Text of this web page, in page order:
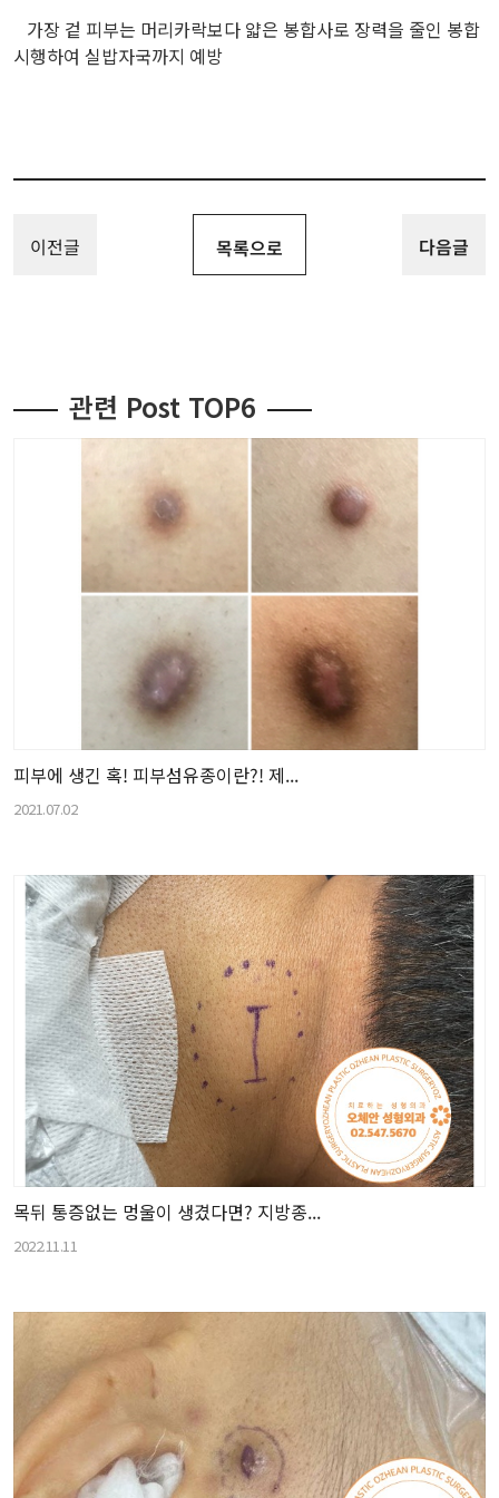
가장 겉 피부는 머리카락보다 얇은 봉합사로 장력을 줄인 봉합
시행하여 실밥자국까지 예방
이전글 목록으로 다음글
관련 Post TOP6
피부에 생긴 혹! 피부섬유종이란?! 제...
2021.07.02
목뒤 통증없는 멍울이 생겼다면? 지방종...
2022.11.11